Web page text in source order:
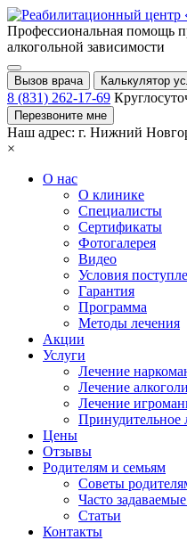
Профессиональная помощь
алкогольной зависимости
Вызов врача Калькулятор
8 (831) 262-17-69
Перезвоните мне
Наш адрес: г. Нижний
×
О нас
О клинике
Специалисты
Сертификаты
Фотогалерея
Видео
Условия
Гарантия
Программа
Методы лечения
Акции
Услуги
Лечение
Лечение
Лечение
Принудительное
Цены
Отзывы
Родителям и семьям
Советы
Часто
Статьи
Контакты